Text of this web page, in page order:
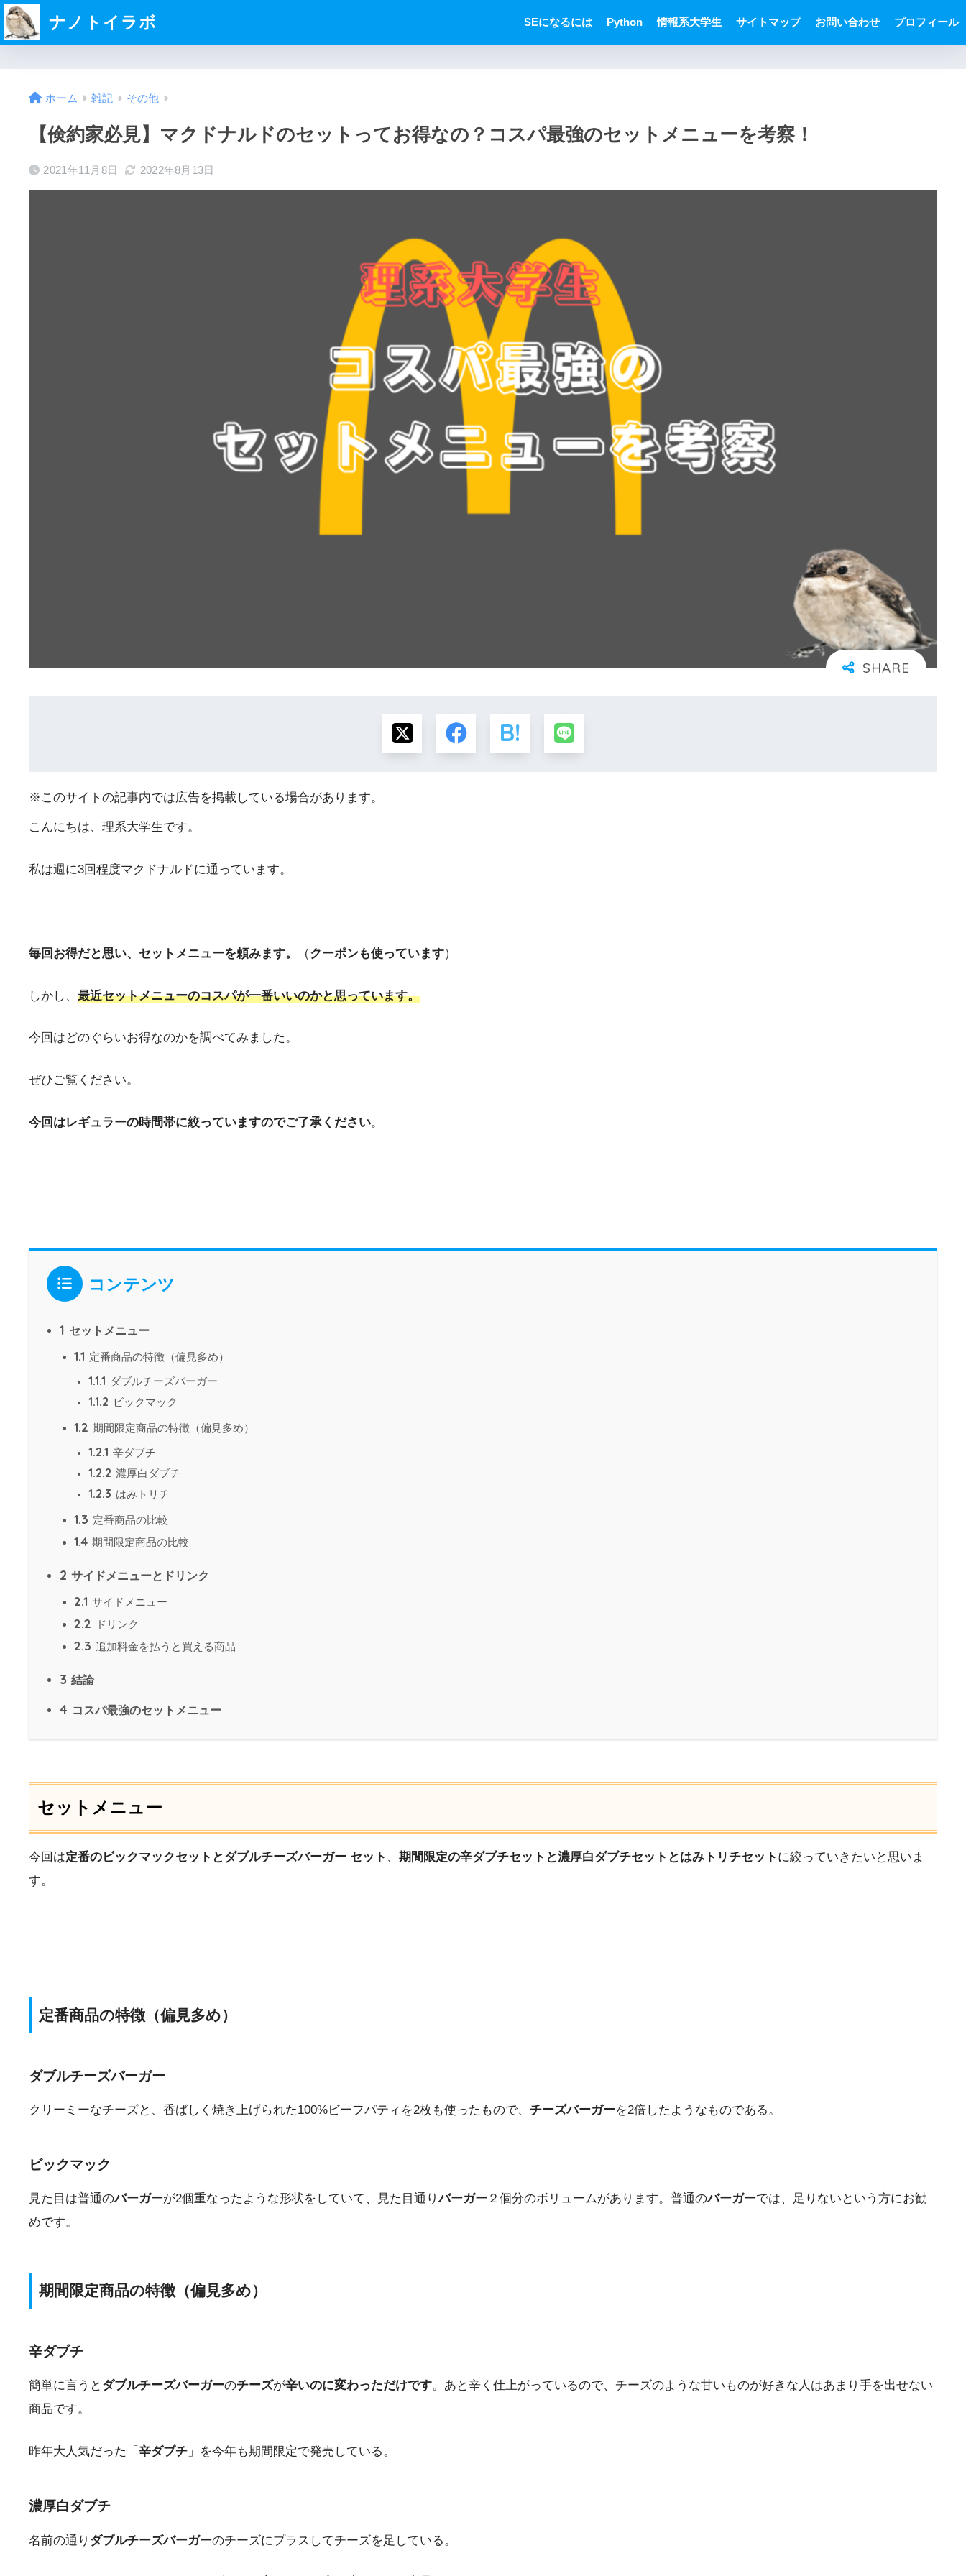
ナノトイラボ SEになるには Python 情報系大学生 サイトマップ お問い合わせ プロフィール
ホーム 雑記 その他
【倹約家必見】マクドナルドのセットってお得なの？コスパ最強のセットメニューを考察！
2021年11月8日 2022年8月13日
※このサイトの記事内では広告を掲載している場合があります。
こんにちは、理系大学生です。
私は週に3回程度マクドナルドに通っています。
毎回お得だと思い、セットメニューを頼みます。 （クーポンも使っています）
しかし、 最近セットメニューのコスパが一番いいのかと思っています。
今回はどのぐらいお得なのかを調べてみました。
ぜひご覧ください。
今回はレギュラーの時間帯に絞っていますのでご了承ください。
コンテンツ
1 セットメニュー
1.1 定番商品の特徴（偏見多め）
1.1.1 ダブルチーズバーガー
1.1.2 ビックマック
1.2 期間限定商品の特徴（偏見多め）
1.2.1 辛ダブチ
1.2.2 濃厚白ダブチ
1.2.3 はみトリチ
1.3 定番商品の比較
1.4 期間限定商品の比較
2 サイドメニューとドリンク
2.1 サイドメニュー
2.2 ドリンク
2.3 追加料金を払うと買える商品
3 結論
4 コスパ最強のセットメニュー
セットメニュー
今回は定番のビックマックセットとダブルチーズバーガー セット 、 期間限定の辛ダブチセットと濃厚白ダブチセットとはみトリチセット に絞っていきたいと思いま
す。
定番商品の特徴（偏見多め）
ダブルチーズバーガー
クリーミーなチーズと、香ばしく焼き上げられた100%ビーフパティを2枚も使ったもので、 チーズバーガーを2倍したようなものである。
ビックマック
見た目は普通のバーガーが2個重なったような形状をしていて、見た目通りバーガー ２個分のボリュームがあります。普通のバーガーでは、足りないという方にお勧
めです。
期間限定商品の特徴（偏見多め）
辛ダブチ
簡単に言うと ダブルチーズバーガーのチーズが辛いのに変わっただけです。あと辛く仕上がっているので、チーズのような甘いものが好きな人はあまり手を出せない
商品です。
昨年大人気だった「 辛ダブチ 」を今年も期間限定で発売している。
濃厚白ダブチ
名前の通り ダブルチーズバーガーのチーズにプラスしてチーズを足している。